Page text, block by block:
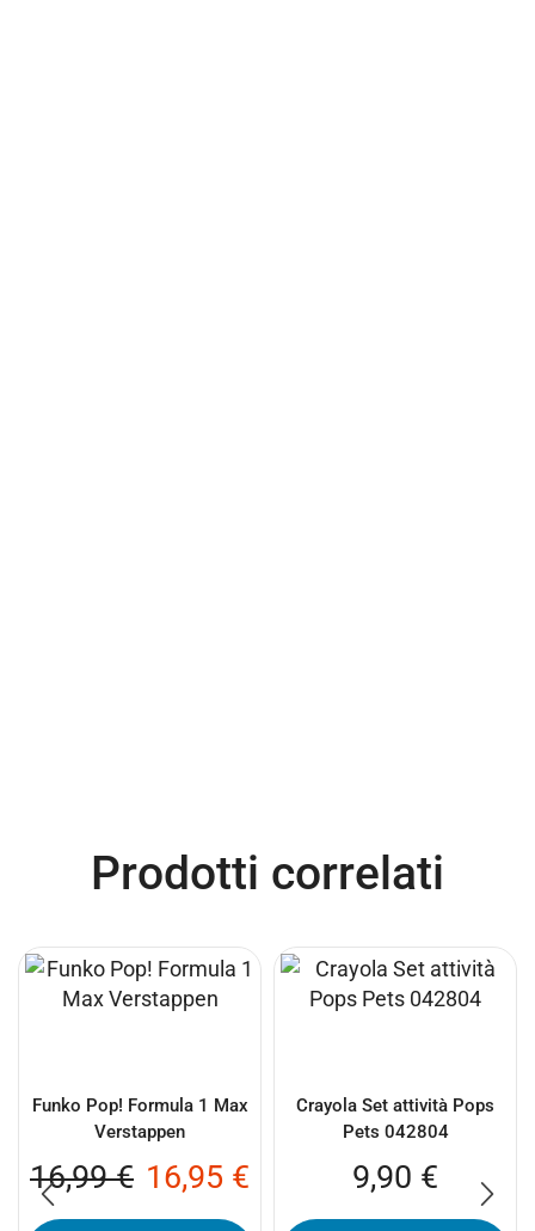
Prodotti correlati
Funko Pop! Formula 1 Max
Verstappen
16,99€ 16,95 €
Crayola Set attività Pops
Pets 042804
9,90 €